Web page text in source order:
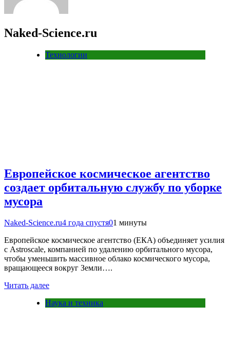
Naked-Science.ru
Технологии
Европейское космическое агентство
создает орбитальную службу по уборке
мусора
Naked-Science.ru4 года спустя01 минуты
Европейское космическое агентство (ЕКА) объединяет усилия
с Astroscale, компанией по удалению орбитального мусора,
чтобы уменьшить массивное облако космического мусора,
вращающееся вокруг Земли….
Читать далее
Наука и техника